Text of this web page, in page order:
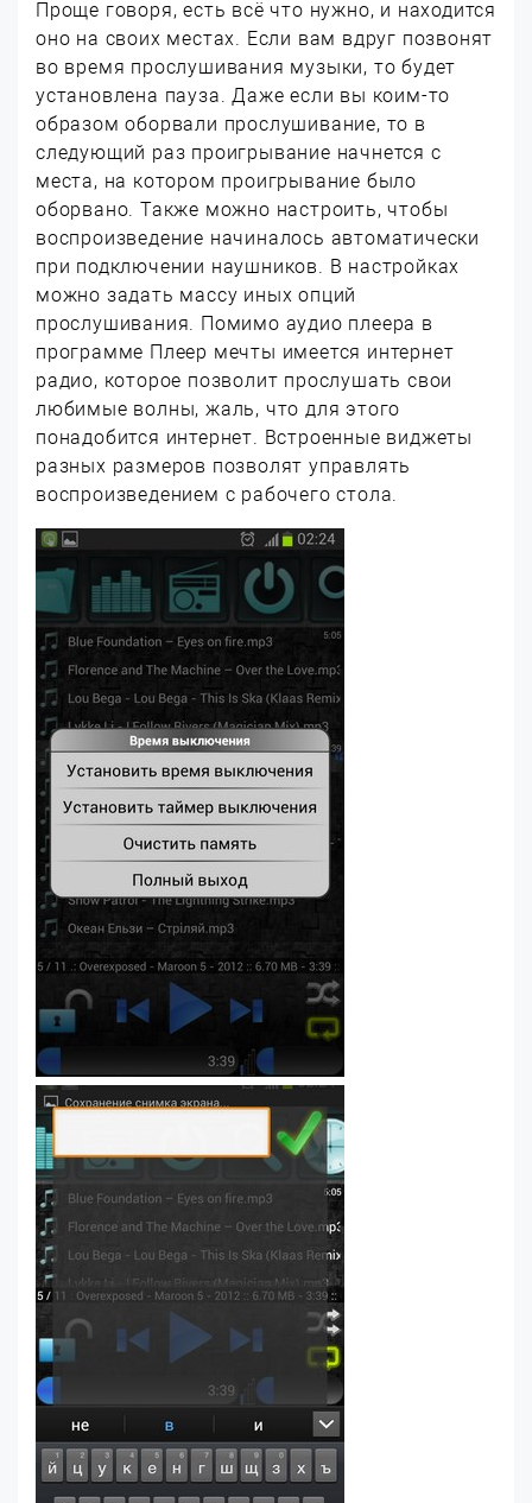
Проще говоря, есть всё что нужно, и находится
оно на своих местах. Если вам вдруг позвонят
во время прослушивания музыки, то будет
установлена пауза. Даже если вы коим-то
образом оборвали прослушивание, то в
следующий раз проигрывание начнется с
места, на котором проигрывание было
оборвано. Также можно настроить, чтобы
воспроизведение начиналось автоматически
при подключении наушников. В настройках
можно задать массу иных опций
прослушивания. Помимо аудио плеера в
программе Плеер мечты имеется интернет
радио, которое позволит прослушать свои
любимые волны, жаль, что для этого
понадобится интернет. Встроенные виджеты
разных размеров позволят управлять
воспроизведением с рабочего стола.